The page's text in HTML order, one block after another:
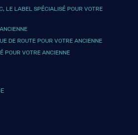
LE LABEL SPÉCIALISÉ POUR VOTRE
DE ROUTE POUR VOTRE ANCIENNE
POUR VOTRE ANCIENNE